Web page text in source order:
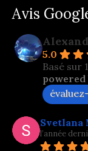
Avis
5.0
Basé sur
powered
Svetlana
l’année